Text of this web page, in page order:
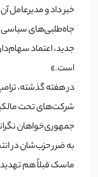
خبر داد و مدیرعامل
جاه‌طلبی‌های
جدید، اعتماد
است.»
در هفته گذشته،
شرکت‌های تحت
جمهوری‌خواهان
به ضرر حزب‌شان در
ماسک قبلاً هم تهدید